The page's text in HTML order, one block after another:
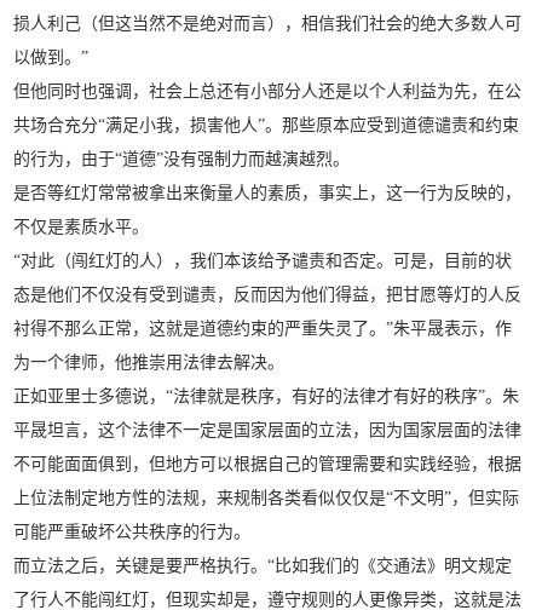
损人利己（但这当然不是绝对而言），相信我们社会的绝大多数人可
以做到。”
但他同时也强调，社会上总还有小部分人还是以个人利益为先，在公
共场合充分“满足小我，损害他人”。那些原本应受到道德谴责和约束
的行为，由于“道德”没有强制力而越演越烈。
是否等红灯常常被拿出来衡量人的素质，事实上，这一行为反映的，
不仅是素质水平。
“对此（闯红灯的人），我们本该给予谴责和否定。可是，目前的状
态是他们不仅没有受到谴责，反而因为他们得益，把甘愿等灯的人反
衬得不那么正常，这就是道德约束的严重失灵了。”朱平晟表示，作
为一个律师，他推崇用法律去解决。
正如亚里士多德说，“法律就是秩序，有好的法律才有好的秩序”。朱
平晟坦言，这个法律不一定是国家层面的立法，因为国家层面的法律
不可能面面俱到，但地方可以根据自己的管理需要和实践经验，根据
上位法制定地方性的法规，来规制各类看似仅仅是“不文明”，但实际
可能严重破坏公共秩序的行为。
而立法之后，关键是要严格执行。“比如我们的《交通法》明文规定
了行人不能闯红灯，但现实却是，遵守规则的人更像异类，这就是法